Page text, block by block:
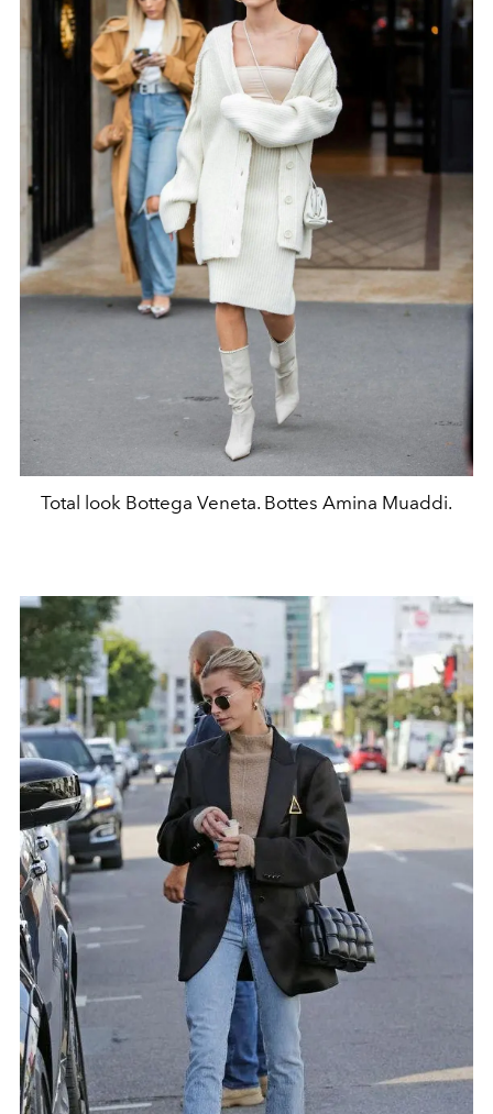
Total look Bottega Veneta. Bottes Amina Muaddi.